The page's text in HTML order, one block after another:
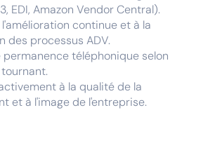
EDI, Amazon Vendor Central).
continue et à la
des processus ADV.
permanence téléphonique selon
à la qualité de la
et à l'image de l'entreprise.